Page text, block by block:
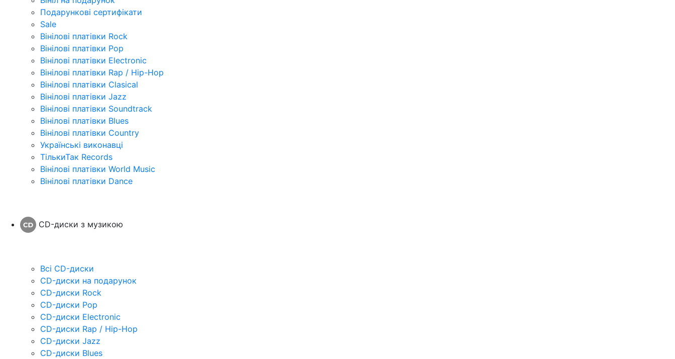
Подарункові сертифікати
Sale
Вінілові платівки Rock
Вінілові платівки Pop
Вінілові платівки Electronic
Вінілові платівки Rap / Hip-Hop
Вінілові платівки Clasical
Вінілові платівки Jazz
Вінілові платівки Soundtrack
Вінілові платівки Blues
Вінілові платівки Country
Українські виконавці
ТількиТак Records
Вінілові платівки World Music
Вінілові платівки Dance
CD-диски з музикою
Всі CD-диски
CD-диски на подарунок
CD-диски Rock
CD-диски Pop
CD-диски Electronic
CD-диски Rap / Hip-Hop
CD-диски Jazz
CD-диски Blues